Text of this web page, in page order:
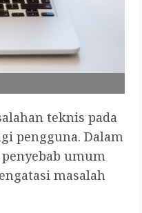
teknis pada
pengguna. Dalam
umum
masalah